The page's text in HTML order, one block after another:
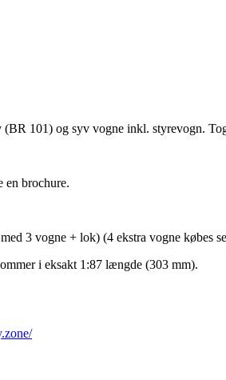
101) og syv vogne inkl. styrevogn.
en brochure.
3 vogne + lok) (4 ekstra vogne købes
i eksakt 1:87 længde (303 mm).